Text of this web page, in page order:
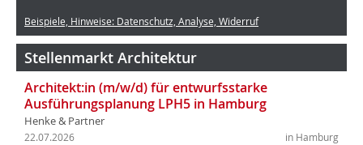
Beispiele, Hinweise: Datenschutz, Analyse, Widerruf
Stellenmarkt Architektur
Architekt:in (m/w/d) für entwurfsstarke
Ausführungsplanung LPH5 in Hamburg
Henke & Partner
in Hamburg
22.07.2026